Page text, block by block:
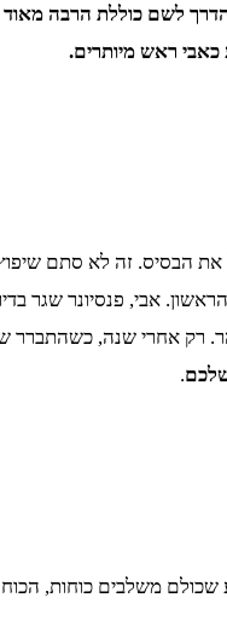
לשם כוללת הרבה
כאבי ראש מיותרים.
את הבסיס. זה לא סתם
אבי, פנסיונר שגר
רק אחרי שנה,
.
שכולם משלבים כוחות,